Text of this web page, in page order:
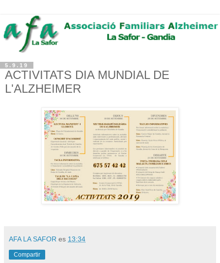
5.9.19
ACTIVITATS DIA MUNDIAL DE
L'ALZHEIMER
AFA LA SAFOR es 13:34
Compartir